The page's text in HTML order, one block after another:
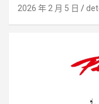
2026 年 2 月 5 日